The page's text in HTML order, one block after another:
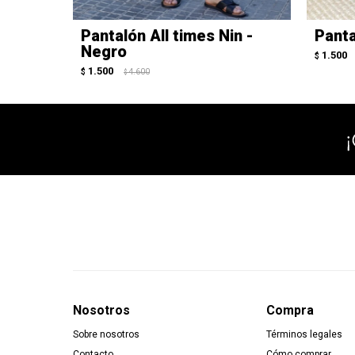
Pantalón All times Nin -
Negro
$ 1.500 $ 4.600
$ 1.500
Nosotros
Sobre nosotros
Compra
Términos legales